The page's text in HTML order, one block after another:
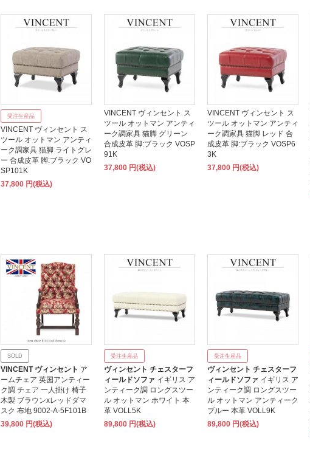
受注生産品
VINCENT ヴィンセント ス
ツール オットマン アンティ
ーク調家具 猫脚 ライトグレ
ー 合成皮革 脚:ブラック VO
SP101K
37,800 円(税込)
VINCENT ヴィンセント ス
ツール オットマン アンティ
ーク調家具 猫脚 グリーン
合成皮革 脚:ブラック VOSP
91K
37,800 円(税込)
VINCENT ヴィンセント ス
ツール オットマン アンティ
ーク調家具 猫脚 レッド 合
成皮革 脚:ブラック VOSP6
3K
37,800 円(税込)
SOLD
VINCENT ヴィンセント ア
ームチェア 英国アンティー
ク調 チェア 一人掛け 椅子
木製 ブラウンxレッドダマ
スク 布地 9002-A-5F101B
39,800 円(税込)
受注生産品
ヴィンセント チェスターフ
ィールドソファ イギリス ア
ンティーク調 ロングスツー
ル オットマン ホワイト 本
革 VOLL5K
89,800 円(税込)
受注生産品
ヴィンセント チェスターフ
ィールドソファ イギリス ア
ンティーク調 ロングスツー
ル オットマン アンティーク
ブルー 本革 VOLL9K
89,800 円(税込)